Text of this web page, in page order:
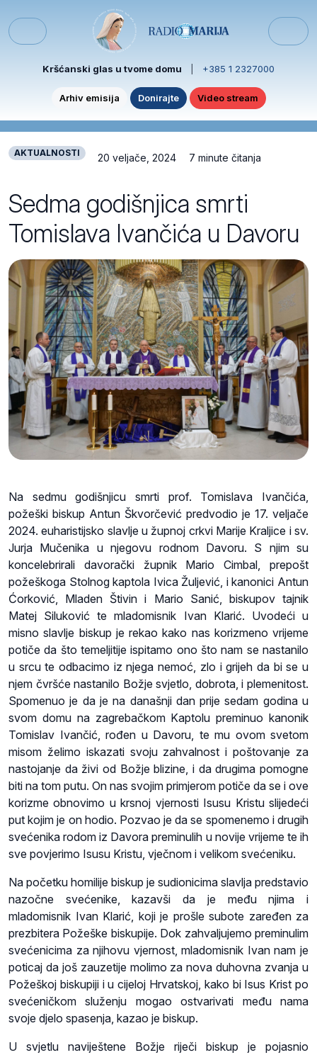
Menu
Kršćanski glas u tvome domu +385 1 2327000
Arhiv emisija Donirajte Video stream
AKTUALNOSTI 20 veljače, 2024 7 minute čitanja
Sedma godišnjica smrti
Tomislava Ivančića u Davoru
Na sedmu godišnjicu smrti prof. Tomislava Ivančića,
požeški biskup Antun Škvorčević predvodio je 17. veljače
2024. euharistijsko slavlje u župnoj crkvi Marije Kraljice i sv.
Jurja Mučenika u njegovu rodnom Davoru. S njim su
koncelebrirali davorački župnik Mario Cimbal, prepošt
požeškoga Stolnog kaptola Ivica Žuljević, i kanonici Antun
Ćorković, Mladen Štivin i Mario Sanić, biskupov tajnik
Matej Siluković te mladomisnik Ivan Klarić. Uvodeći u
misno slavlje biskup je rekao kako nas korizmeno vrijeme
potiče da što temeljitije ispitamo ono što nam se nastanilo
u srcu te odbacimo iz njega nemoć, zlo i grijeh da bi se u
njem čvršće nastanilo Božje svjetlo, dobrota, i plemenitost.
Spomenuo je da je na današnji dan prije sedam godina u
svom domu na zagrebačkom Kaptolu preminuo kanonik
Tomislav Ivančić, rođen u Davoru, te mu ovom svetom
misom želimo iskazati svoju zahvalnost i poštovanje za
nastojanje da živi od Božje blizine, i da drugima pomogne
biti na tom putu. On nas svojim primjerom potiče da se i ove
korizme obnovimo u krsnoj vjernosti Isusu Kristu slijedeći
put kojim je on hodio. Pozvao je da se spomenemo i drugih
svećenika rodom iz Davora preminulih u novije vrijeme te ih
sve povjerimo Isusu Kristu, vječnom i velikom svećeniku.
Na početku homilije biskup je sudionicima slavlja predstavio
nazočne svećenike, kazavši da je među njima i
mladomisnik Ivan Klarić, koji je prošle subote zaređen za
prezbitera Požeške biskupije. Dok zahvaljujemo preminulim
svećenicima za njihovu vjernost, mladomisnik Ivan nam je
poticaj da još zauzetije molimo za nova duhovna zvanja u
Požeškoj biskupiji i u cijeloj Hrvatskoj, kako bi Isus Krist po
svećeničkom služenju mogao ostvarivati među nama
svoje djelo spasenja, kazao je biskup.
U svjetlu naviještene Božje riječi biskup je pojasnio